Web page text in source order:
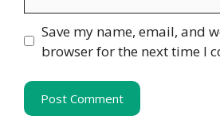
Save my name, email, and
browser for the next time I